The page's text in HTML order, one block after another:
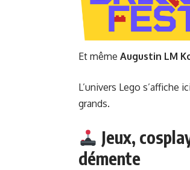
Et même Augustin LM
L’univers Lego
grands.
Jeux,
démente